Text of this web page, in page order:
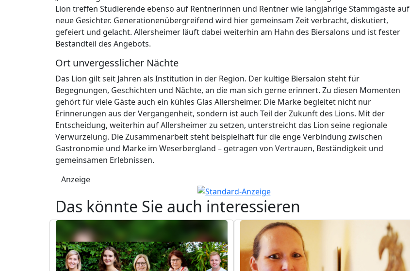
Lion treffen Studierende ebenso auf Rentnerinnen und Rentner wie langjährige Stammgäste auf
neue Gesichter. Generationenübergreifend wird hier gemeinsam Zeit verbracht, diskutiert,
gefeiert und gelacht. Allersheimer läuft dabei weiterhin am Hahn des Biersalons und ist fester
Bestandteil des Angebots.
Ort unvergesslicher Nächte
Das Lion gilt seit Jahren als Institution in der Region. Der kultige Biersalon steht für
Begegnungen, Geschichten und Nächte, an die man sich gerne erinnert. Zu diesen Momenten
gehört für viele Gäste auch ein kühles Glas Allersheimer. Die Marke begleitet nicht nur
Erinnerungen aus der Vergangenheit, sondern ist auch Teil der Zukunft des Lions. Mit der
Entscheidung, weiterhin auf Allersheimer zu setzen, unterstreicht das Lion seine regionale
Verwurzelung. Die Zusammenarbeit steht beispielhaft für die enge Verbindung zwischen
Gastronomie und Marke im Weserbergland – getragen von Vertrauen, Beständigkeit und
gemeinsamen Erlebnissen.
Anzeige
Das könnte Sie auch interessieren